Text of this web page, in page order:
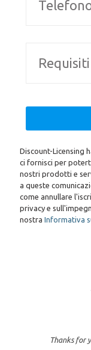
Discount-Licensing
ci fornisci per
nostri prodotti e
a queste
come annullare
privacy e
nostra Informativa
Thanks for